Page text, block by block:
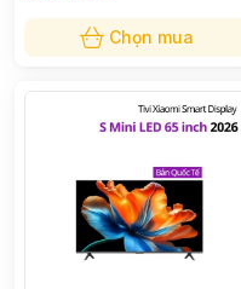
Chọn mua